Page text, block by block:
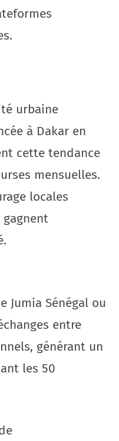
urbaine
à Dakar en
cette tendance
mensuelles.
locales
gagnent
Jumia Sénégal ou
entre
générant un
les 50